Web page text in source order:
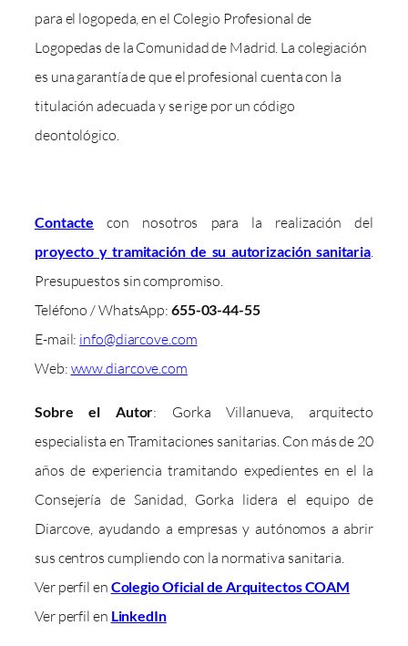
para el logopeda, en el Colegio Profesional de
Logopedas de la Comunidad de Madrid. La colegiación
es una garantía de que el profesional cuenta con la
titulación adecuada y se rige por un código
deontológico.
Contacte con nosotros para la realización del
proyecto y tramitación de su autorización sanitaria.
Presupuestos sin compromiso.
Teléfono / WhatsApp: 655-03-44-55
E-mail: info@diarcove.com
Web: www.diarcove.com
Sobre el Autor: Gorka Villanueva, arquitecto
especialista en Tramitaciones sanitarias. Con más de 20
años de experiencia tramitando expedientes en el la
Consejería de Sanidad, Gorka lidera el equipo de
Diarcove, ayudando a empresas y autónomos a abrir
sus centros cumpliendo con la normativa sanitaria.
Ver perfil en Colegio Oficial de Arquitectos COAM
Ver perfil en LinkedIn